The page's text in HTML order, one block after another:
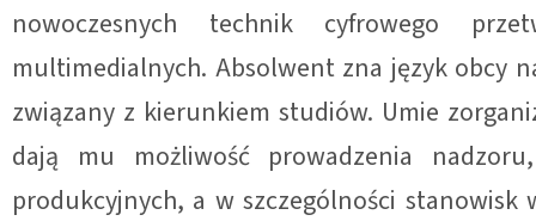
nowoczesnych technik cyfrowego
multimedialnych. Absolwent zna język obcy
związany z kierunkiem studiów. Umie
dają mu możliwość prowadzenia
produkcyjnych, a w szczególności